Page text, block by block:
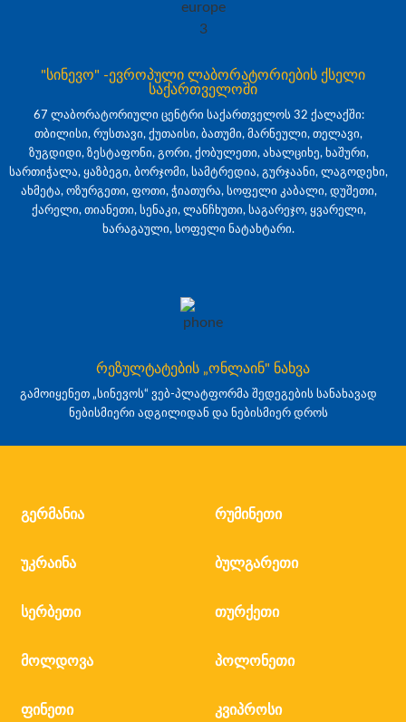
"სინევო" -ევროპული ლაბორატორიების ქსელი
საქართველოში
67 ლაბორატორიული ცენტრი საქართველოს 32 ქალაქში:
თბილისი, რუსთავი, ქუთაისი, ბათუმი, მარნეული, თელავი,
ზუგდიდი, ზესტაფონი, გორი, ქობულეთი, ახალციხე, ხაშური,
სართიჭალა, ყაზბეგი, ბორჯომი, სამტრედია, გურჯაანი, ლაგოდეხი,
ახმეტა, ოზურგეთი, ფოთი, ჭიათურა, სოფელი კაბალი, დუშეთი,
ქარელი, თიანეთი, სენაკი, ლანჩხუთი, საგარეჯო, ყვარელი,
ხარაგაული, სოფელი ნატახტარი.
რეზულტატების „ონლაინ" ნახვა
გამოიყენეთ „სინევოს“ ვებ-პლატფორმა შედეგების სანახავად
ნებისმიერი ადგილიდან და ნებისმიერ დროს
გერმანია რუმინეთი
უკრაინა ბულგარეთი
სერბეთი თურქეთი
მოლდოვა პოლონეთი
ფინეთი კვიპროსი